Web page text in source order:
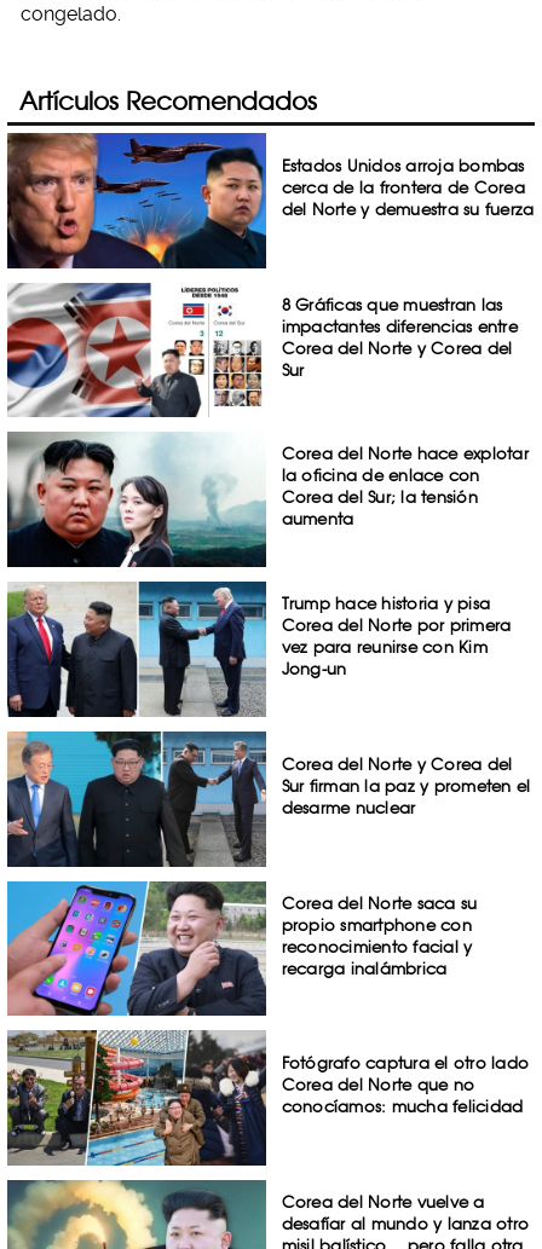
congelado.
Artículos Recomendados
Estados Unidos arroja bombas
cerca de la frontera de Corea
del Norte y demuestra su fuerza
8 Gráficas que muestran las
impactantes diferencias entre
Corea del Norte y Corea del
Sur
Corea del Norte hace explotar
la oficina de enlace con
Corea del Sur; la tensión
aumenta
Trump hace historia y pisa
Corea del Norte por primera
vez para reunirse con Kim
Jong-un
Corea del Norte y Corea del
Sur firman la paz y prometen el
desarme nuclear
Corea del Norte saca su
propio smartphone con
reconocimiento facial y
recarga inalámbrica
Fotógrafo captura el otro lado
Corea del Norte que no
conocíamos: mucha felicidad
Corea del Norte vuelve a
desafíar al mundo y lanza otro